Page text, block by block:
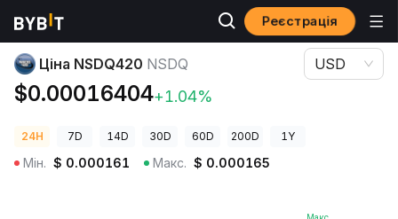
Реєстрація
Ціни криптовалют Ціна NSDQ420 NSDQ
Ціна NSDQ420 NSDQ
$0.00016404+1.04%
USD
24H 7D 14D 30D 60D 200D 1Y
Мін. $ 0.000161 Макс. $ 0.000165